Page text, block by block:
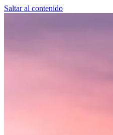
Saltar al contenido